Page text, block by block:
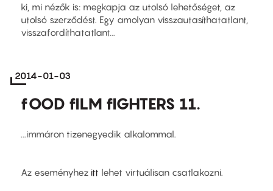
ki, mi nézők is: megkapja az utolsó lehetőséget, az
utolsó szerződést. Egy amolyan visszautasíthatatlant,
visszafordíthatatlant...
2014-01-03
fOOD fILM fIGHTERS 11.
...immáron tizenegyedik alkalommal.
Az eseményhez itt lehet virtuálisan csatlakozni.